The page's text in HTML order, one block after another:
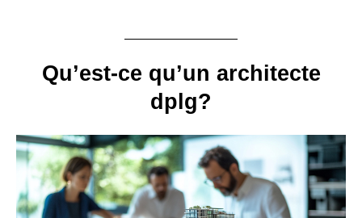
Qu’est-ce qu’un architecte
dplg?